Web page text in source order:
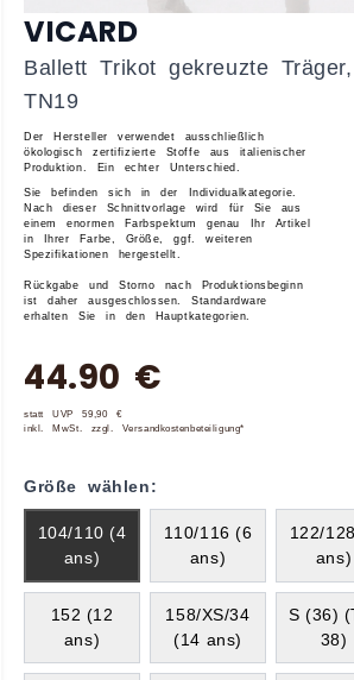
VICARD
Ballett Trikot gekreuzte
TN19
Der Hersteller verwendet ausschließlich
ökologisch zertifizierte Stoffe aus italienischer
Produktion.
Ein echter Unterschied.
Sie befinden sich in der Individualkategorie.
Nach dieser Schnittvorlage wird für Sie aus
einem enormen Farbspektum genau Ihr Artikel
in Ihrer Farbe, Größe, ggf. weiteren
Spezifikationen hergestellt.
Rückgabe und Storno nach Produktionsbeginn
ist daher ausgeschlossen. Standardware
erhalten Sie in den Hauptkategorien.
44.90 €
statt UVP 59,90 €
inkl. MwSt. zzgl. Versandkostenbeteiligung*
Größe wählen:
104/110 (4
ans)
110/116 (6
ans)
122/
ans)
152 (12
ans)
158/XS/34
(14 ans)
S (36)
38)